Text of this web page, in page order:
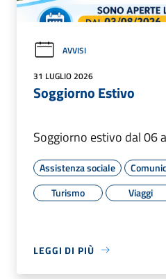
AVVISI
31 LUGLIO 2026
Soggiorno Estivo
Soggiorno estivo dal 06
Assistenza sociale
Turismo
Viaggi
LEGGI DI PIÙ